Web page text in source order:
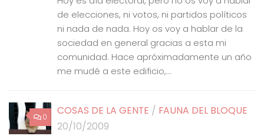
de elecciones, ni votos, ni partidos políticos
ni nada de nada. Hoy os voy a hablar de la
sociedad en general gracias a esta mi
comunidad. Hace apróximadamente un año
me mudé a este edificio,...
0 COSAS DE LA GENTE / FAUNA DEL BLOQUE
20/10/2009